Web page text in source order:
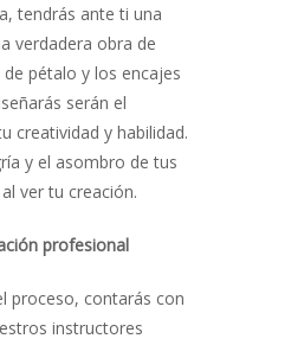
tendrás ante ti una
verdadera obra de
pétalo y los encajes
serán el
creatividad y habilidad.
y el asombro de tus
ver tu creación.
profesional
proceso, contarás con
instructores